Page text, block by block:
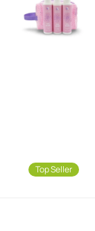
Top Seller